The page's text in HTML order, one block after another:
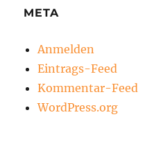
META
Anmelden
Eintrags-Feed
Kommentar-Feed
WordPress.org